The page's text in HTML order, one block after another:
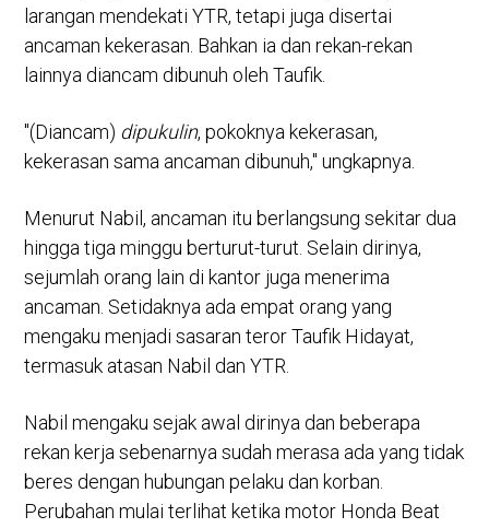
larangan mendekati YTR, tetapi juga disertai
ancaman kekerasan. Bahkan ia dan rekan-rekan
lainnya diancam dibunuh oleh Taufik.
"(Diancam) dipukulin, pokoknya kekerasan,
kekerasan sama ancaman dibunuh," ungkapnya.
Menurut Nabil, ancaman itu berlangsung sekitar dua
hingga tiga minggu berturut-turut. Selain dirinya,
sejumlah orang lain di kantor juga menerima
ancaman. Setidaknya ada empat orang yang
mengaku menjadi sasaran teror Taufik Hidayat,
termasuk atasan Nabil dan YTR.
Nabil mengaku sejak awal dirinya dan beberapa
rekan kerja sebenarnya sudah merasa ada yang tidak
beres dengan hubungan pelaku dan korban.
Perubahan mulai terlihat ketika motor Honda Beat